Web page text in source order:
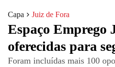
Capa Juiz de Fora
Espaço Emprego
oferecidas para
Foram incluídas mais 100